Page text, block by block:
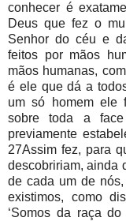
conhecer é
Deus que fez o
Senhor do céu e
feitos por mãos
mãos humanas,
é ele que dá a
um só homem ele
sobre toda a
previamente
27Assim fez, para
descobririam, ainda
de cada um de
existimos, como
‘Somos da raça